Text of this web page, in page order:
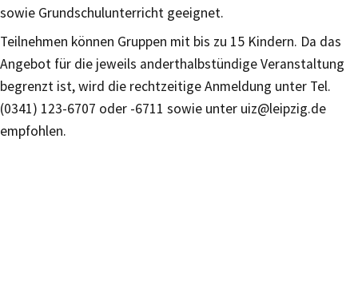
sowie Grundschulunterricht geeignet.
Teilnehmen können Gruppen mit bis zu 15 Kindern. Da das
Angebot für die jeweils anderthalbstündige Veranstaltung
begrenzt ist, wird die rechtzeitige Anmeldung unter Tel.
(0341) 123-6707 oder -6711 sowie unter uiz@leipzig.de
empfohlen.